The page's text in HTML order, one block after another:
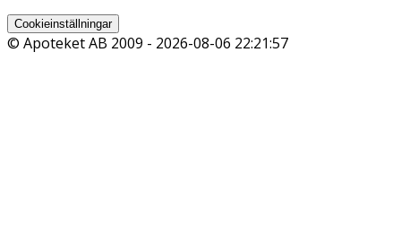
Cookieinställningar
© Apoteket AB 2009 - 2026-08-06 22:21:57